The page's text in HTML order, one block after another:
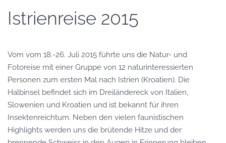
Istrienreise 2015
Vom vom 18.-26. Juli 2015 führte uns die Natur- und
Fotoreise mit einer Gruppe von 12 naturinteressierten
Personen zum ersten Mal nach Istrien (Kroatien). Die
Halbinsel befindet sich im Dreiländereck von Italien,
Slowenien und Kroatien und ist bekannt für ihren
Insektenreichtum. Neben den vielen faunistischen
Highlights werden uns die brütende Hitze und der